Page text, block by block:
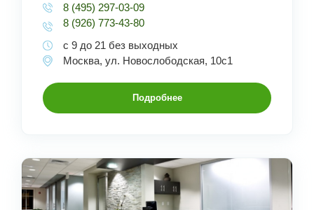
8 (495) 297-03-09
8 (926) 773-43-80
с 9 до 21 без выходных
Москва, ул. Новослободская, 10с1
Подробнее